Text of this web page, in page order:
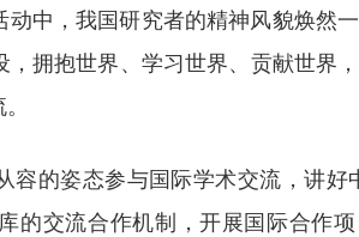
中，我国研究者的精神风貌焕然
拥抱世界、学习世界、贡献世界
容的姿态参与国际学术交流，讲
的交流合作机制，开展国际合作